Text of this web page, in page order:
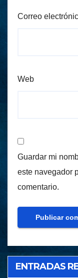
Correo
Web
Guardar mi
este navegador
comentario.
ENTRADAS